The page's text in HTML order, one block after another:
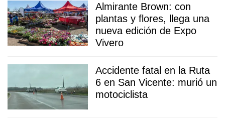
Almirante Brown: con
plantas y flores, llega una
nueva edición de Expo
Vivero
Accidente fatal en la Ruta
6 en San Vicente: murió un
motociclista